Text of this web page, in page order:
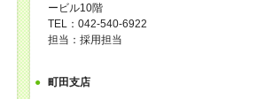
ービル10階
TEL：042-540-6922
担当：採用担当
町田支店